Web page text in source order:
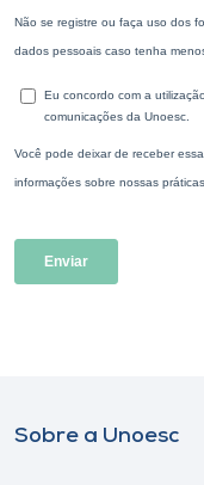
Sobre a Unoesc